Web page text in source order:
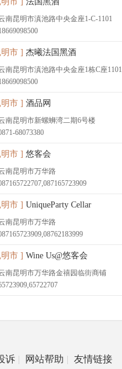
南昆明市滇池路中央金座1-C-1101
市 ] 杰曦法国黑酒
南昆明市滇池路中央金座1栋C座1101
市 ] 酒品网
南昆明市新螺蛳湾二期6号楼
68073380
市 ] 悠客会
南昆明市万华路
市 ] UniqueParty Cellar
南昆明市万华路
市 ] Wine Us@悠客会
南昆明市万华路金禧园临街商铺
诉 | 网站帮助 | 友情链接